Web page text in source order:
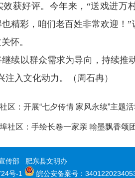
获好评。今年来，“送戏进万
精彩，咱们老百姓非常欢迎！
怀。
续以群众需求为导向，持续推
注入文化动力。（周石冉）
区：开展“七夕传情 家风永续”主题
社区：手绘长卷一家亲 翰墨飘香颂
传部 肥东县文明办
号-1
皖公安备案号：